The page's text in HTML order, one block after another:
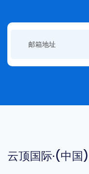
云顶国际·(中